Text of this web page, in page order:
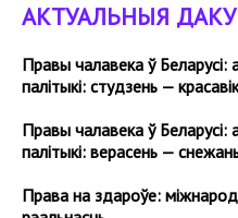
АКТУАЛЬНЫЯ
Правы чалавека ў
палітыкі: студзень —
Правы чалавека ў
палітыкі: верасень —
Права на здароўе: